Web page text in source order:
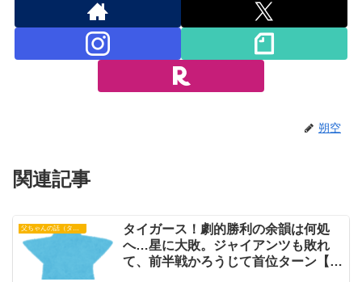
朔空
関連記事
父ちゃんの話（タイガース）
タイガース！劇的勝利の余韻は何処
へ…星に大敗。ジャイアンツも敗れ
て、前半戦かろうじて首位ターン【野